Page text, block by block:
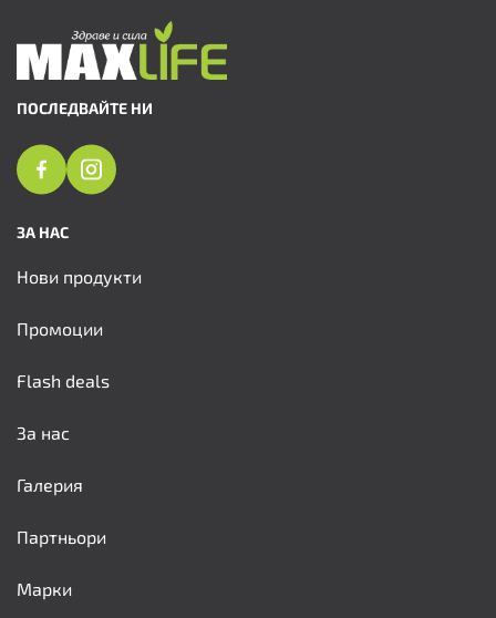
ПОСЛЕДВАЙТЕ НИ
ЗА НАС
Нови продукти
Промоции
Flash deals
За нас
Галерия
Партньори
Марки